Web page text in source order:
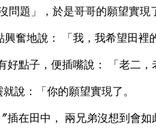
問題」，於是哥哥的願望實現
奮地說： 「我，我希望田裡
好點子，便插嘴說： 「老二，
就說：「你的願望實現了。
插在田中， 兩兄弟沒想到會如